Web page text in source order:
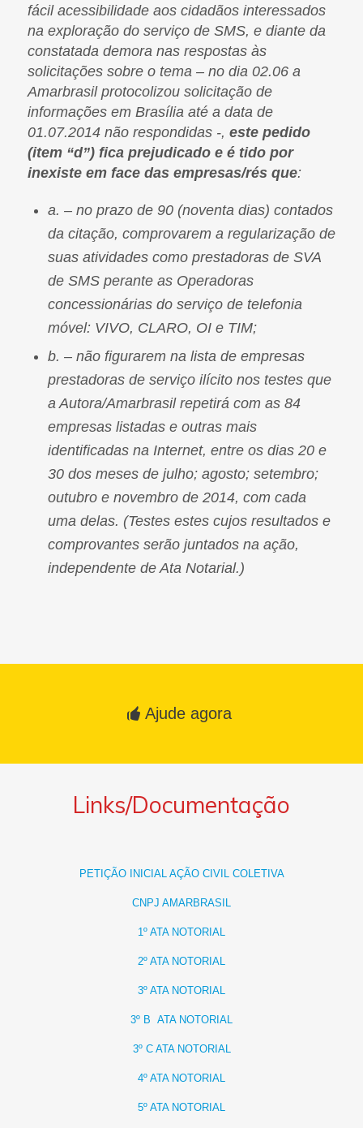
fácil acessibilidade aos cidadãos interessados
na exploração do serviço de SMS, e diante da
constatada demora nas respostas às
solicitações sobre o tema – no dia 02.06 a
Amarbrasil protocolizou solicitação de
informações em Brasília até a data de
01.07.2014 não respondidas -, este pedido
(item “d”) fica prejudicado e é tido por
inexiste em face das empresas/rés que:
a. – no prazo de 90 (noventa dias) contados
da citação, comprovarem a regularização de
suas atividades como prestadoras de SVA
de SMS perante as Operadoras
concessionárias do serviço de telefonia
móvel: VIVO, CLARO, OI e TIM;
b. – não figurarem na lista de empresas
prestadoras de serviço ilícito nos testes que
a Autora/Amarbrasil repetirá com as 84
empresas listadas e outras mais
identificadas na Internet, entre os dias 20 e
30 dos meses de julho; agosto; setembro;
outubro e novembro de 2014, com cada
uma delas. (Testes estes cujos resultados e
comprovantes serão juntados na ação,
independente de Ata Notarial.)
Ajude agora
Links/Documentação
PETIÇÃO INICIAL AÇÃO CIVIL COLETIVA
CNPJ AMARBRASIL
1º ATA NOTORIAL
2º ATA NOTORIAL
3º ATA NOTORIAL
3º B ATA NOTORIAL
3º C ATA NOTORIAL
4º ATA NOTORIAL
5º ATA NOTORIAL